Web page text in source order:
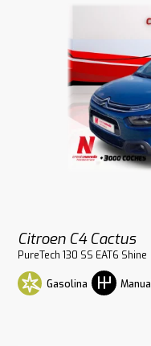
Citroen C4 Cactus
PureTech 130 SS EAT6 Shine
Gasolina